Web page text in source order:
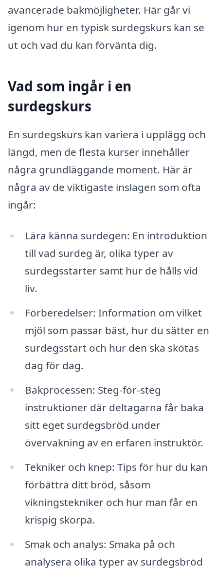
avancerade bakmöjligheter. Här går vi
igenom hur en typisk surdegskurs kan se
ut och vad du kan förvänta dig.
Vad som ingår i en
surdegskurs
En surdegskurs kan variera i upplägg och
längd, men de flesta kurser innehåller
några grundläggande moment. Här är
några av de viktigaste inslagen som ofta
ingår:
Lära känna surdegen: En introduktion
till vad surdeg är, olika typer av
surdegsstarter samt hur de hålls vid
liv.
Förberedelser: Information om vilket
mjöl som passar bäst, hur du sätter en
surdegsstart och hur den ska skötas
dag för dag.
Bakprocessen: Steg-för-steg
instruktioner där deltagarna får baka
sitt eget surdegsbröd under
övervakning av en erfaren instruktör.
Tekniker och knep: Tips för hur du kan
förbättra ditt bröd, såsom
vikningstekniker och hur man får en
krispig skorpa.
Smak och analys: Smaka på och
analysera olika typer av surdegsbröd